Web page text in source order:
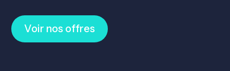
Voir nos offres